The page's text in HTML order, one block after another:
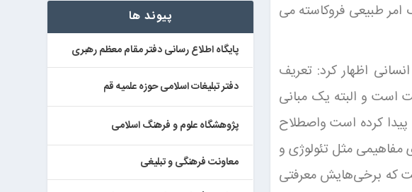
طبیعی فروکاسته می
اظهار کرد: تعریف
است و البته یک مبانی
کرده است واصطلاح
مثل تئولوژی و
که برخی‌هایش معرفتی
پیوند ها
پایگاه اطلاع رسانی دفتر مقام معظم رهبری
دفتر تبلیغات اسلامی حوزه علمیه قم
پژوهشگاه علوم و فرهنگ اسلامی
معاونت فرهنگی و تبلیغی